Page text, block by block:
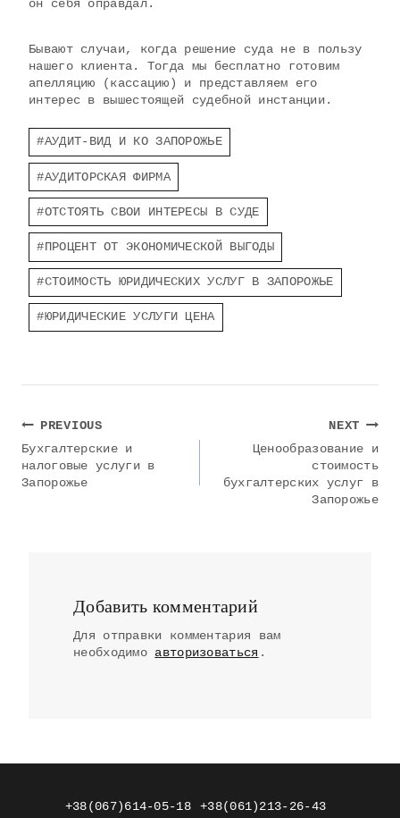
он себя оправдал.
Бывают случаи, когда решение суда не в пользу
нашего клиента. Тогда мы бесплатно готовим
апелляцию (кассацию) и представляем его
интерес в вышестоящей судебной инстанции.
Post
Tags:
#АУДИТ-ВИД И КО ЗАПОРОЖЬЕ
#АУДИТОРСКАЯ ФИРМА
#ОТСТОЯТЬ СВОИ ИНТЕРЕСЫ В СУДЕ
#ПРОЦЕНТ ОТ ЭКОНОМИЧЕСКОЙ ВЫГОДЫ
#СТОИМОСТЬ ЮРИДИЧЕСКИХ УСЛУГ В ЗАПОРОЖЬЕ
#ЮРИДИЧЕСКИЕ УСЛУГИ ЦЕНА
Навигация
по
записям
PREVIOUS
Бухгалтерские и
налоговые услуги в
Запорожье
NEXT
Ценообразование и
стоимость
бухгалтерских услуг в
Запорожье
Добавить комментарий
Для отправки комментария вам
необходимо авторизоваться .
+38(067)614-05-18 +38(061)213-26-43